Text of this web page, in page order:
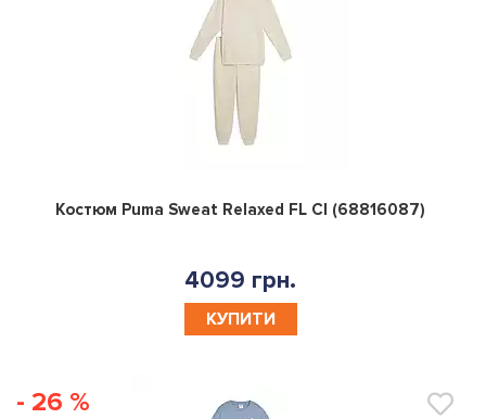
0
Костюм Puma Sweat Relaxed FL Cl (68816087)
4099 грн.
КУПИТИ
- 26 %